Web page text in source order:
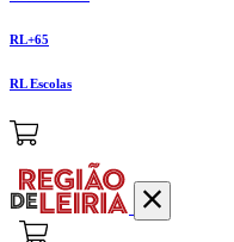
RL+65
RL Escolas